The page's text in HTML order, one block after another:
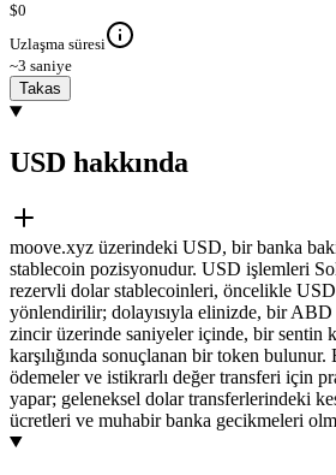
$0
Uzlaşma süresi
~3 saniye
Takas
USD hakkında
moove.xyz üzerindeki USD, bir banka
stablecoin pozisyonudur. USD işlemleri
rezervli dolar stablecoinleri, öncelikle
yönlendirilir; dolayısıyla elinizde, bir ABD
zincir üzerinde saniyeler içinde, bir sentin
karşılığında sonuçlanan bir token bulunur.
ödemeler ve istikrarlı değer transferi için
yapar; geleneksel dolar transferlerindeki
ücretleri ve muhabir banka gecikmeleri